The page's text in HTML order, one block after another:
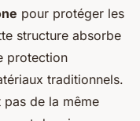
pour protéger les
structure absorbe
protection
traditionnels.
de la même